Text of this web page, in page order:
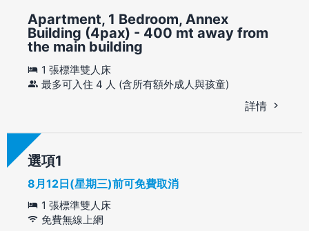
Apartment, 1 Bedroom, Annex
Building (4pax) - 400 mt away from
the main building
1 張標準雙人床
最多可入住 4 人 (含所有額外成人與孩童)
詳情
選項
8月12日(星期三)前可免費取消
1 張標準雙人床
免費無線上網